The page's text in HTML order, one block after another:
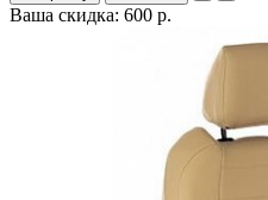
Ваша скидка: 600 р.